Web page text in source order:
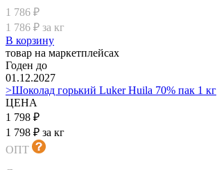
1 786 ₽
1 786 ₽ за кг
В корзину
товар на маркетплейсах
Годен до
01.12.2027
>Шоколад горький Luker Huila 70% пак 1 кг
ЦЕНА
1 798 ₽
1 798 ₽ за кг
ОПТ